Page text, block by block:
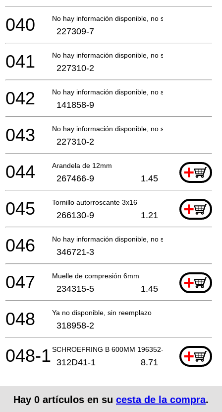
No hay información disponible, no se puede pedir
040 227309-7
No hay información disponible, no se puede pedir
041 227310-2
No hay información disponible, no se puede pedir
042 141858-9
No hay información disponible, no se puede pedir
043 227310-2
Arandela de 12mm +
044 267466-9 1.45
Tornillo autorroscante 3x16 +
045 266130-9 1.21
No hay información disponible, no se puede pedir
046 346721-3
Muelle de compresión 6mm +
047 234315-5 1.45
Ya no disponible, sin reemplazo
048 318958-2
SCHROEFRING B 600MM 196352-6 A +
048-1 312D41-1 8.71
Hay 0 artículos en su cesta de la compra.